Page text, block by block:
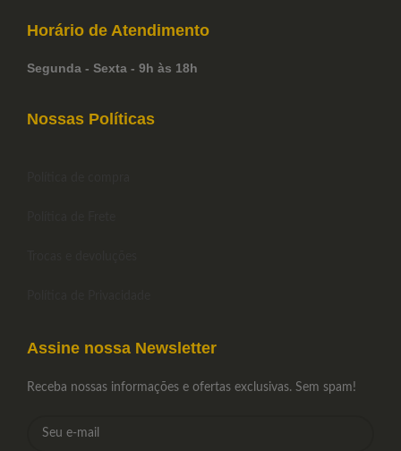
Horário de Atendimento
Segunda - Sexta - 9h às 18h
Nossas Políticas
Assine nossa Newsletter
Receba nossas informações e ofertas exclusivas. Sem spam!